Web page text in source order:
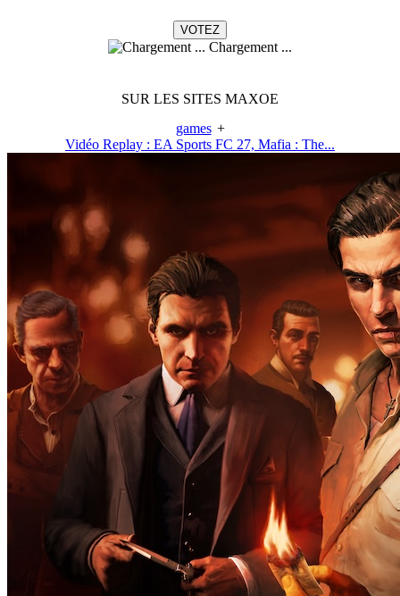
Chargement ...
SUR LES SITES MAXOE
games +
Vidéo Replay : EA Sports FC 27, Mafia : The...